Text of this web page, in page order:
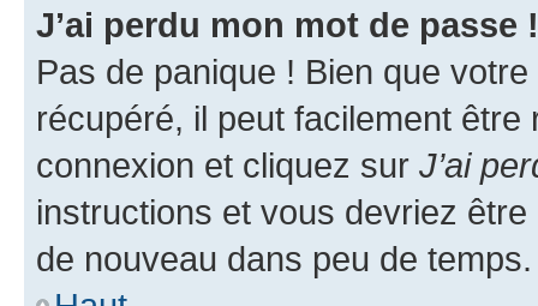
J’ai perdu mon mot de passe !
Pas de panique ! Bien que
récupéré, il peut facilement
connexion et cliquez sur J’ai
instructions et vous devriez
de nouveau dans peu de temps.